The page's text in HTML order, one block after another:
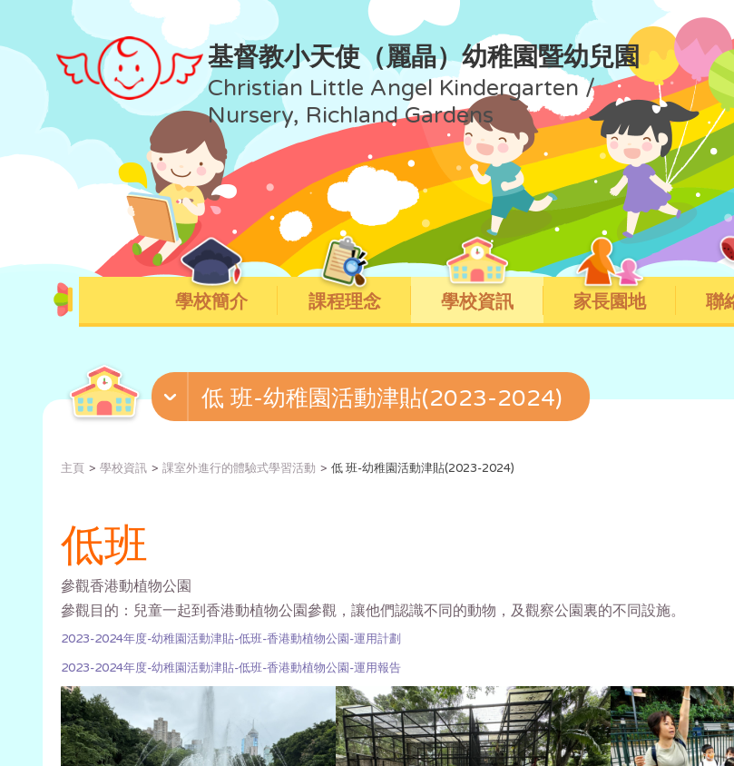
基督教小天使（麗晶）幼稚園暨幼兒園
Christian Little Angel Kindergarten /
Nursery, Richland Gardens
學校簡介 課程理念 學校資訊 家長園地 聯
低 班-幼稚園活動津貼(2023-2024)
主頁 學校資訊 課室外進行的體驗式學習活動 低 班-幼稚園活動津貼(2023-2024)
低班
參觀香港動植物公園
參觀目的：兒童一起到香港動植物公園參觀，讓他們認識不同的動物，及觀察公園裏的不同設施。
2023-2024年度-幼稚園活動津貼-低班-香港動植物公園-運用計劃
2023-2024年度-幼稚園活動津貼-低班-香港動植物公園-運用報告